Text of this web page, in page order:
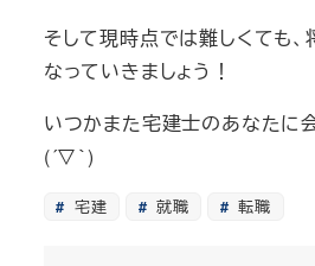
そして現時点では難しくても
なっていきましょう！
いつかまた宅建士のあなたに
(´▽｀)
宅建 就職 転職